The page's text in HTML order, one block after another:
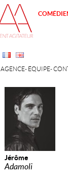
Jérôme
Adamoli
AGENCE ÉQUIPE